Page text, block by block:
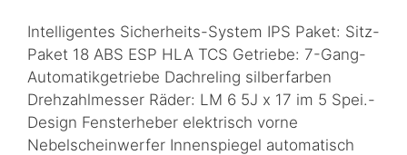
Intelligentes Sicherheits-System IPS Paket: Sitz-
Paket 18 ABS ESP HLA TCS Getriebe: 7-Gang-
Automatikgetriebe Dachreling silberfarben
Drehzahlmesser Räder: LM 6 5J x 17 im 5 Spei.-
Design Fensterheber elektrisch vorne
Nebelscheinwerfer Innenspiegel automatisch